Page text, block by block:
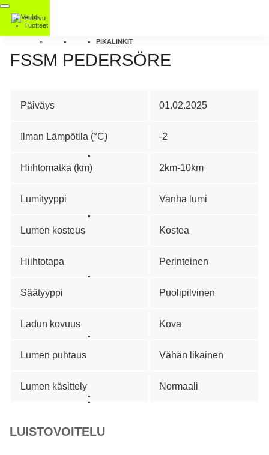
Etusivu
Tuotteet
PIKALINKIT
FSSM PEDERSÖRE
Päiväys 01.02.2025
Ilman Lämpötila (°C) -2
Hiihtomatka (km) 2km-10km
Lumityyppi Vanha lumi
Lumen kosteus Kostea
Hiihtotapa Perinteinen
Säätyyppi Puolipilvinen
Ladun kovuus Kova
Lumen puhtaus Vähän likainen
Lumen käsittely Normaali
LUISTOVOITELU